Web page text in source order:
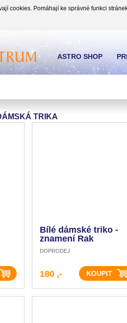
cookies. Pomáhají ke správné funkci
TRIKA
Bílé dámské triko -
znamení Rak
DOPRODEJ
180 ,-
ASTRO SHOP